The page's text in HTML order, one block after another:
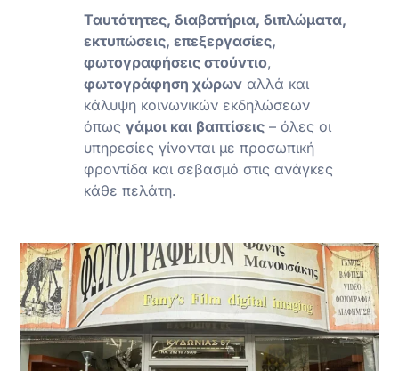
Ταυτότητες, διαβατήρια, διπλώματα,
εκτυπώσεις, επεξεργασίες,
φωτογραφήσεις στούντιο,
φωτογράφηση χώρωναλλά και
κάλυψη κοινωνικών εκδηλώσεων
όπως γάμοι και βαπτίσεις– όλες οι
υπηρεσίες γίνονται με προσωπική
φροντίδα και σεβασμό στις ανάγκες
κάθε πελάτη.